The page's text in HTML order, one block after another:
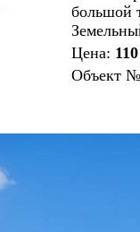
большой
Цена:
Объект №